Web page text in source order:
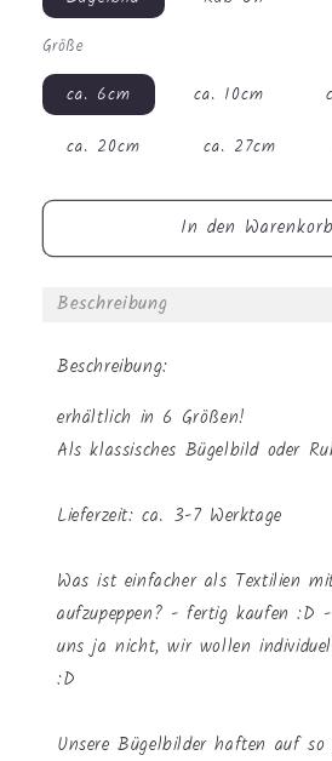
Blumen
Hase
#0763
#0763
Größe
ca. 6cm ca. 10cm
ca. 20cm
ca. 27cm
In den
Beschreibung
Beschreibung:
erhältlich in 6 Größen!
Als klassisches Bügelbild oder
Lieferzeit: ca. 3-7 Werktage
Was ist einfacher als Textilien
aufzupeppen? - fertig kaufen :D
uns ja nicht, wir wollen
:D
Unsere Bügelbilder haften auf